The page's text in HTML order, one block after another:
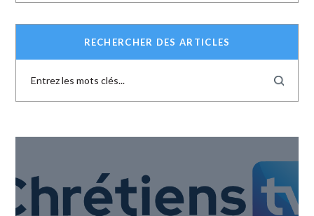
RECHERCHER DES ARTICLES